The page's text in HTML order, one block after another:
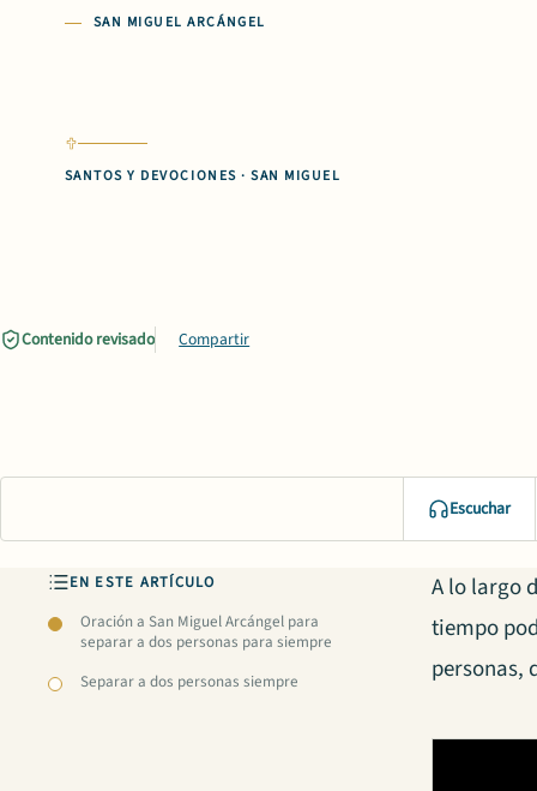
SAN MIGUEL ARCÁNGEL
SANTOS Y DEVOCIONES · SAN MIGUEL
Contenido revisado Compartir
Escuchar
EN ESTE ARTÍCULO
Oración a San Miguel Arcángel para
separar a dos personas para siempre
Separar a dos personas siempre
A lo largo
tiempo
personas,